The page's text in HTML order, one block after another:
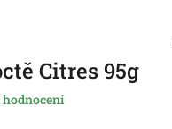
Citres 95g